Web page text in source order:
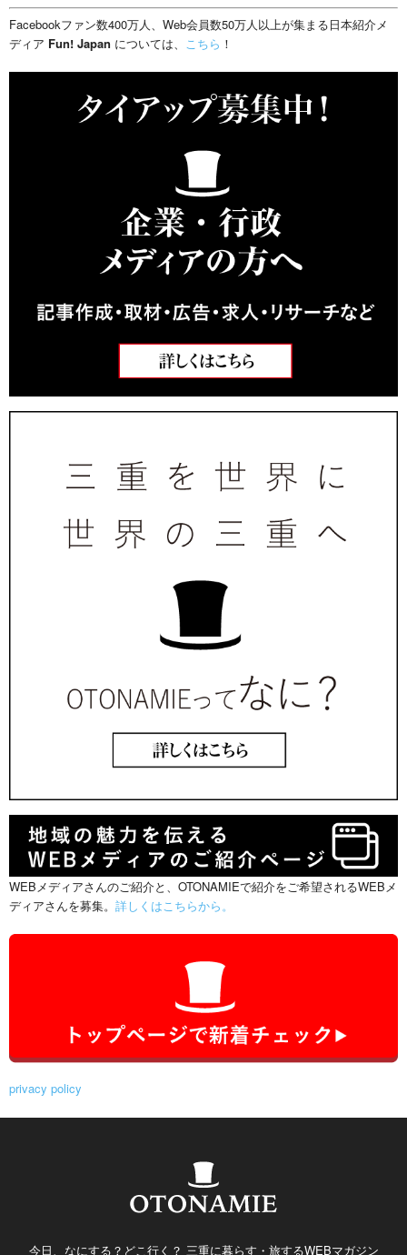
Facebookファン数400万人、Web会員数50万人以上が集まる日本紹介メ
ディア Fun! Japan については、 こちら ！
WEBメディアさんのご紹介と、OTONAMIEで紹介をご希望されるWEBメ
ディアさんを募集。 詳しくはこちらから。
privacy policy
今日、なにする？どこ行く？ 三重に暮らす・旅するWEBマガジン